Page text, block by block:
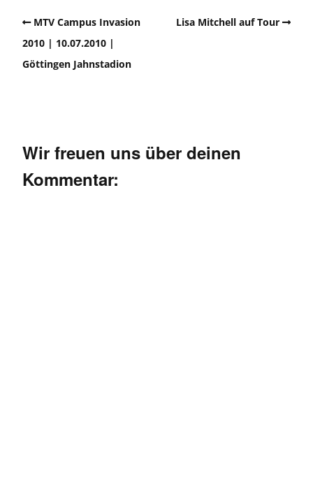
MTV Campus Invasion
2010 | 10.07.2010 |
Göttingen Jahnstadion
Lisa Mitchell auf Tour
Wir freuen uns über deinen
Kommentar: